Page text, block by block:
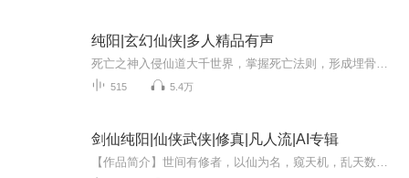
纯阳|玄幻仙侠|多人精品有声
515 5.4万
剑仙纯阳|仙侠武侠|修真|凡人流|AI专辑